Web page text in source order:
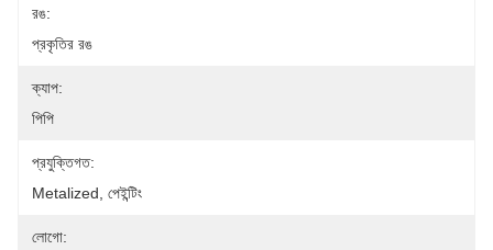
রঙ:
প্রকৃতির রঙ
ক্যাপ:
পিপি
প্রযুক্তিগত:
Metalized, পেইন্টিং
লোগো: